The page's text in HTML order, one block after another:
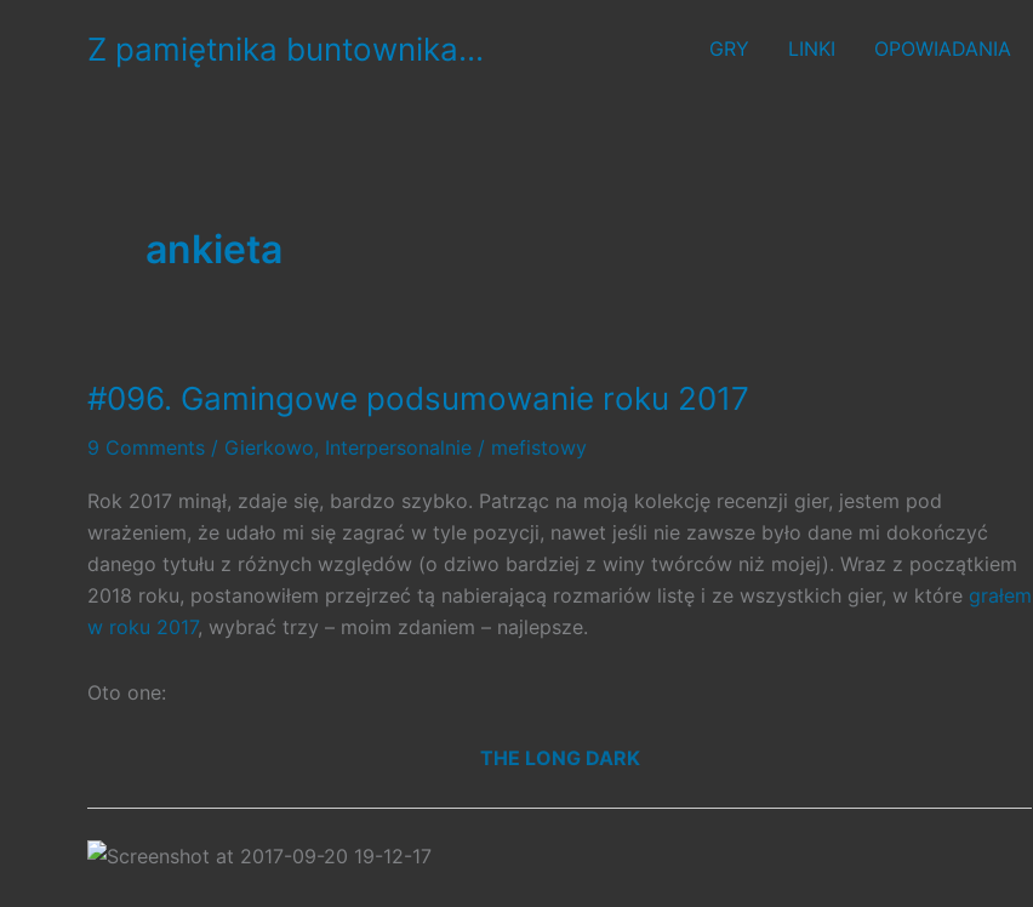
Z pamiętnika buntownika... GRY LINKI OPOWIADANIA
ankieta
#096. Gamingowe podsumowanie roku 2017
9 Comments / Gierkowo, Interpersonalnie / mefistowy
Rok 2017 minął, zdaje się, bardzo szybko. Patrząc na moją kolekcję recenzji gier, jestem pod
wrażeniem, że udało mi się zagrać w tyle pozycji, nawet jeśli nie zawsze było dane mi dokończyć
danego tytułu z różnych względów (o dziwo bardziej z winy twórców niż mojej). Wraz z początkiem
2018 roku, postanowiłem przejrzeć tą nabierającą rozmariów listę i ze wszystkich gier, w które grałem
w roku 2017, wybrać trzy – moim zdaniem – najlepsze.
Oto one:
THE LONG DARK